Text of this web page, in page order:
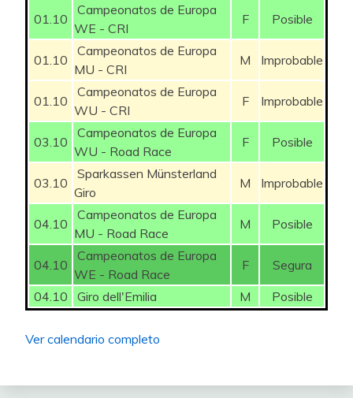
01.10
Campeonatos de Europa
WE - CRI
F Posible
01.10
Campeonatos de Europa
MU - CRI
M Improbable
01.10
Campeonatos de Europa
WU - CRI
F Improbable
03.10
Campeonatos de Europa
WU - Road Race
F Posible
03.10
Sparkassen Münsterland
Giro
M Improbable
04.10
Campeonatos de Europa
MU - Road Race
M Posible
04.10
Campeonatos de Europa
WE - Road Race
F
Segura
04.10
Giro dell'Emilia M Posible
Ver calendario completo